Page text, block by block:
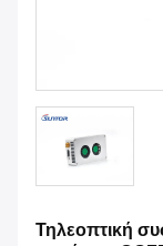
Τηλεοπτική